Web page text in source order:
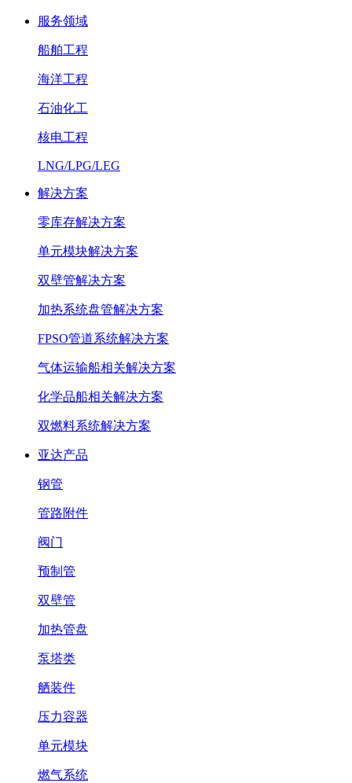
服务领域
船舶工程
海洋工程
石油化工
核电工程
LNG/LPG/LEG
解决方案
零库存解决方案
单元模块解决方案
双壁管解决方案
加热系统盘管解决方案
FPSO管道系统解决方案
气体运输船相关解决方案
化学品船相关解决方案
双燃料系统解决方案
亚达产品
钢管
管路附件
阀门
预制管
双壁管
加热管盘
泵塔类
舾装件
压力容器
单元模块
燃气系统